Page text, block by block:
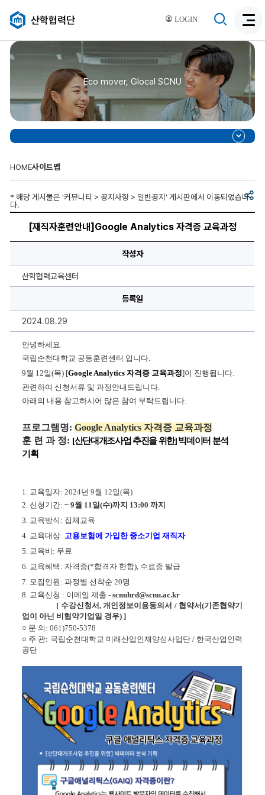
LOGIN
산학협력단
색
활
성
색
Eco mover, Glocal SCNU
HOME사이트맵
공
유
* 해당 게시물은 '커뮤니티 > 공지사항 > 일반공지' 게시판에서 이동되었습니
다.
훈
내]Google
Analytics
정
[재직자훈련안내]Google Analytics 자격증 교육과정
작성자
산학협력교육센터
등록일
2024.08.29
안녕하세요.
국립순천대학교 공동훈련센터 입니다.
9월 12일(목) [Google Analytics 자격증 교육과정]이 진행됩니다.
관련하여 신청서류 및 과정안내드립니다.
아래의 내용 참고하시어 많은 참여 부탁드립니다.
프로그램명: Google Analytics 자격증 교육과정
훈 련 과 정: [산단대개조사업 추진을 위한] 빅데이터 분석
기획
1. 교육일자: 2024년 9월 12일(목)
2. 신청기간: ~ 9월 11일(수)까지 13:00 까지
3. 교육방식 : 집체교육
4. 교육대상: 고용보험에 가입한 중소기업 재직자
5. 교육비 : 무료
6. 교육혜택 : 자격증(*합격자 한함), 수료증 발급
7. 모집인원 : 과정별 선착순 20명
8. 교육신청 : 이메일 제출 - scnuhrd@scnu.ac.kr
[ 수강신청서, 개인정보이용동의서 / 협약서(기존협약기
업이 아닌 비협약기업일 경우) ]
○ 문 의 : 061)750-5378
○ 주 관: 국립순천대학교 미래산업인재양성사업단 / 한국산업인력
공단